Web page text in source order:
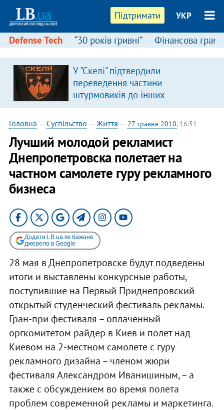
Підтримати УКР
Defense Tech “30 років гривні” Фінансова
У "Скелі" підтвердили
переведення частини
штурмовиків до інших
підрозділів
Головна — Суспільство — Життя — 27 травня 2010, 16:51
Лучший молодой рекламист
Днепропетровска полетает на
частном самолете гуру рекламного
бизнеса
Додати LB.ua як бажане
джерело в Google
28 мая в Днепропетровске будут подведены
итоги и выставлены конкурсные работы,
поступившие на Первый Приднепровский
открытый студенческий фестиваль рекламы.
Гран-при фестиваля – оплаченный
оргкомитетом райдер в Киев и полет над
Киевом на 2-местном самолете с гуру
рекламного дизайна – членом жюри
фестиваля Александром Иванишиным, – а
также с обсуждением во время полета
проблем современной рекламы и маркетинга.